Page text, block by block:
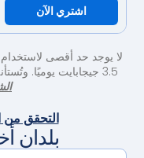
اشتري الآن
لا يوجد حد أقصى
3.5 جيجابايت يوميًا. وتُستأنف سرعة البيانات العالية يوميًا. اطلع على
التحقق من
بلدان